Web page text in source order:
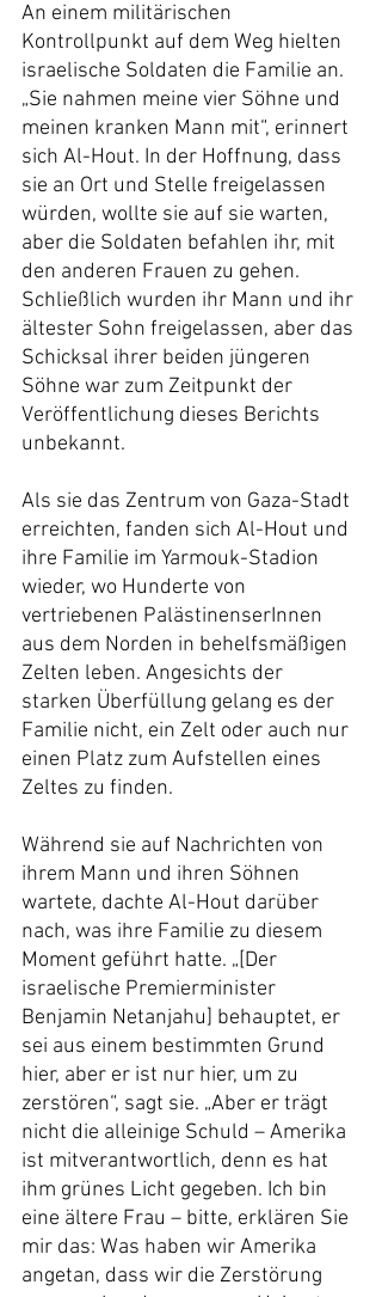
An einem militärischen
Kontrollpunkt auf dem Weg hielten
israelische Soldaten die Familie an.
„Sie nahmen meine vier Söhne und
meinen kranken Mann mit“, erinnert
sich Al-Hout. In der Hoffnung, dass
sie an Ort und Stelle freigelassen
würden, wollte sie auf sie warten,
aber die Soldaten befahlen ihr, mit
den anderen Frauen zu gehen.
Schließlich wurden ihr Mann und ihr
ältester Sohn freigelassen, aber das
Schicksal ihrer beiden jüngeren
Söhne war zum Zeitpunkt der
Veröffentlichung dieses Berichts
unbekannt.
Als sie das Zentrum von Gaza-Stadt
erreichten, fanden sich Al-Hout und
ihre Familie im Yarmouk-Stadion
wieder, wo Hunderte von
vertriebenen PalästinenserInnen
aus dem Norden in behelfsmäßigen
Zelten leben. Angesichts der
starken Überfüllung gelang es der
Familie nicht, ein Zelt oder auch nur
einen Platz zum Aufstellen eines
Zeltes zu finden.
Während sie auf Nachrichten von
ihrem Mann und ihren Söhnen
wartete, dachte Al-Hout darüber
nach, was ihre Familie zu diesem
Moment geführt hatte. „[Der
israelische Premierminister
Benjamin Netanjahu] behauptet, er
sei aus einem bestimmten Grund
hier, aber er ist nur hier, um zu
zerstören“, sagt sie. „Aber er trägt
nicht die alleinige Schuld – Amerika
ist mitverantwortlich, denn es hat
ihm grünes Licht gegeben. Ich bin
eine ältere Frau – bitte, erklären Sie
mir das: Was haben wir Amerika
angetan, dass wir die Zerstörung